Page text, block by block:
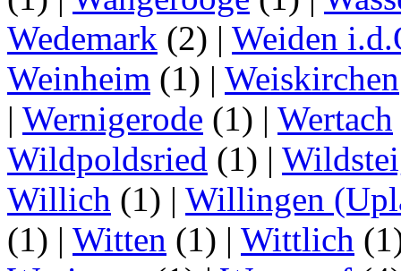
Wedemark (2) | Weiden
Weinheim (1) | Weiskirchen
| Wernigerode (1) | Wertach
Wildpoldsried (1) |
Willich (1) | Willingen
(1) | Witten (1) | Wittlich